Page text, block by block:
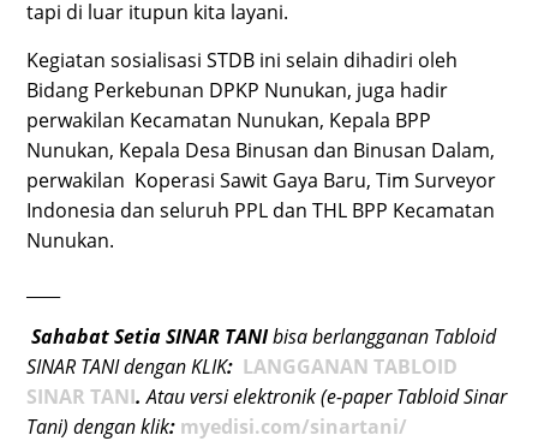
tapi di luar itupun kita layani.
Kegiatan sosialisasi STDB ini selain dihadiri oleh
Bidang Perkebunan DPKP Nunukan, juga hadir
perwakilan Kecamatan Nunukan, Kepala BPP
Nunukan, Kepala Desa Binusan dan Binusan Dalam,
perwakilan Koperasi Sawit Gaya Baru, Tim Surveyor
Indonesia dan seluruh PPL dan THL BPP Kecamatan
Nunukan.
Sahabat Setia SINAR TANIbisa berlangganan Tabloid
SINAR TANI dengan KLIK: LANGGANAN TABLOID
SINAR TANI.Atau versi elektronik (e-paper Tabloid Sinar
Tani) dengan klik: myedisi.com/sinartani/